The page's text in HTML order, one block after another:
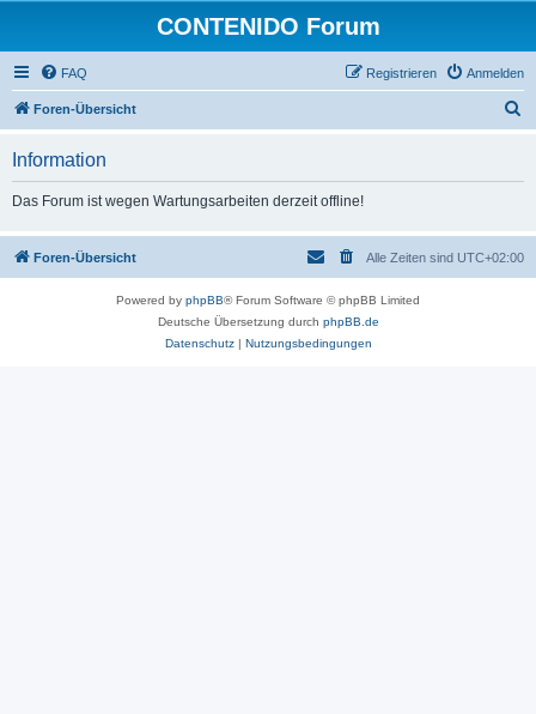
CONTENIDO Forum
FAQ Anmelden
Registrieren
Foren-Übersicht
Information
Das Forum ist wegen Wartungsarbeiten derzeit offline!
Foren-Übersicht Alle Zeiten sind UTC+02:00
Powered by phpBB® Forum Software © phpBB Limited
Deutsche Übersetzung durch phpBB.de
Datenschutz| Nutzungsbedingungen